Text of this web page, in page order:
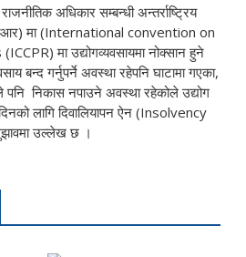
अधिकार सम्बन्धी अन्तर्राष्ट्रिय
मा (International convention on
मा उद्योगव्यवसायमा नोक्सान हुने
बन्द गर्नुपर्ने अवस्था रहेपनि घाटामा गएका,
पनि निकास नपाउने अवस्था रहेकोले उद्योग
लागि दिवालियापन ऐन (Insolvency
उल्लेख छ ।